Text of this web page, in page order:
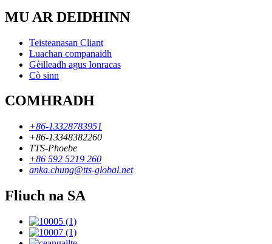
MU AR DEIDHINN
Teisteanasan Cliant
Luachan companaidh
Gèilleadh agus Ionracas
Cò sinn
COMHRADH
+86-13328783951
+86-13348382260
TTS-Phoebe
+86 592 5219 260
anka.chung@tts-global.net
Fliuch na SA